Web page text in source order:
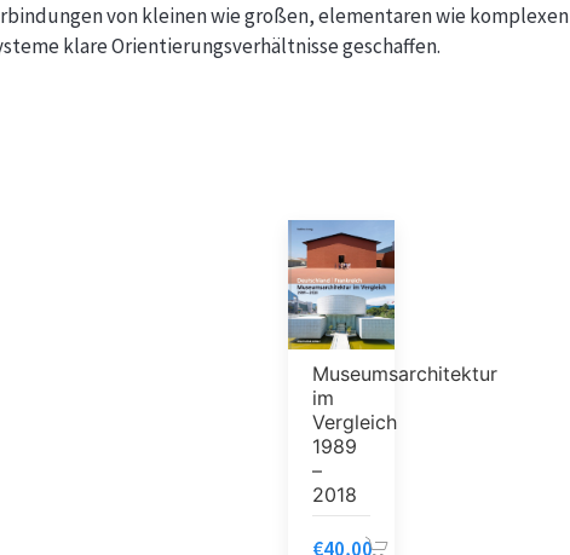
von kleinen wie großen, elementaren wie komplexen
klare Orientierungsverhältnisse geschaffen.
Museumsarchitektur
im
Vergleich
1989
–
2018
€40,00